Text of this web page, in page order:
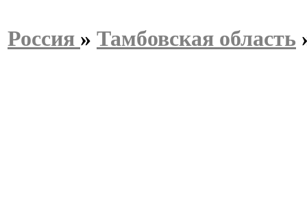
Россия » Тамбовская область